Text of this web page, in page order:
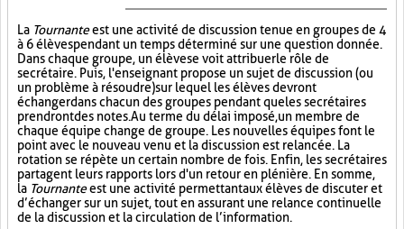
La Tournanteest une activité de discussion tenue en groupes de 4
à 6 élèves pendant un temps déterminé sur une question donnée.
Dans chaque groupe, un élève se voit attribuer le rôle de
secrétaire. Puis, l'enseignant propose un sujet de discussion (ou
un problème à résoudre) sur lequel les élèves devront
échanger dans chacun des groupes pendant que les secrétaires
prendront des notes. Au terme du délai imposé, un membre de
chaque équipe change de groupe. Les nouvelles équipes font le
point avec le nouveau venu et la discussion est relancée. La
rotation se répète un certain nombre de fois. Enfin, les secrétaires
partagent leurs rapports lors d'un retour en plénière. En somme,
la Tournanteest une activité permettant aux élèves de discuter et
d’échanger sur un sujet, tout en assurant une relance continuelle
de la discussion et la circulation de l’information.